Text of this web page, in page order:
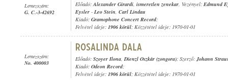
Lemezszám:
G. C.-3-42692
Előadó:Alexander Girardi, ismeretlen zenekar, Vezényel: Edmund
Eysler - Leo Stein, Carl Lindau
Kiadó: Gramophone Concert Record;
Felvétel ideje: 1906 körül; Közzététel ideje: 1970-01-01
Lemezszám:
No. 400003
Előadó: Szoyer Ilona,Dienzl Oszkár (zongora); Szerző:Johann
Kiadó: Odeon Record;
Felvétel ideje: 1906 körül; Közzététel ideje: 1970-01-01